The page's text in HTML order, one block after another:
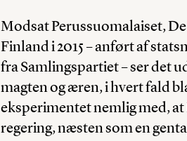
Modsat Perussuomalaiset,
Finland i 2015 – anført af
fra Samlingspartiet – ser det
magten og æren, i hvert fald
eksperimentet nemlig med,
regering, næsten som en